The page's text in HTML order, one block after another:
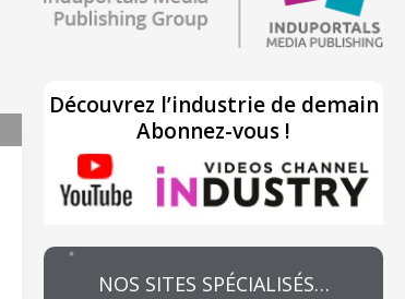
Découvrez l’industrie de demain
Abonnez-vous !
NOS SITES SPÉCIALISÉS…